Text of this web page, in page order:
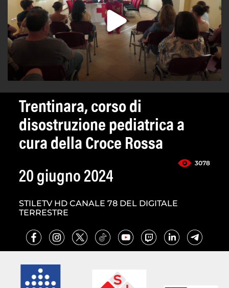
Trentinara, corso di
disostruzione pediatrica a
cura della Croce Rossa
3078
20 giugno 2024
STILETV HD CANALE 78 DEL DIGITALE
TERRESTRE